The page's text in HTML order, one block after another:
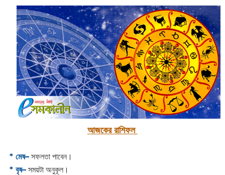
আজকের রাশিফল
* মেষ–সফলতা পাবেন।
* বৃষ–সময়টা অনুকূল।